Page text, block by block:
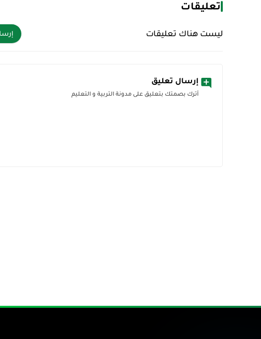
تعليقات
ليست هناك تعليقات
إرسال تعليق
أترك بصمتك بتعليق على مدونة التربية و التعليم